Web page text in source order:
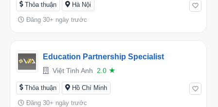
Thỏa thuận Hà Nội
Đăng 30+ ngày trước
Education Partnership Specialist
Việt Tinh Anh 2.0 ★
Thỏa thuận Hồ Chí Minh
Đăng 30+ ngày trước